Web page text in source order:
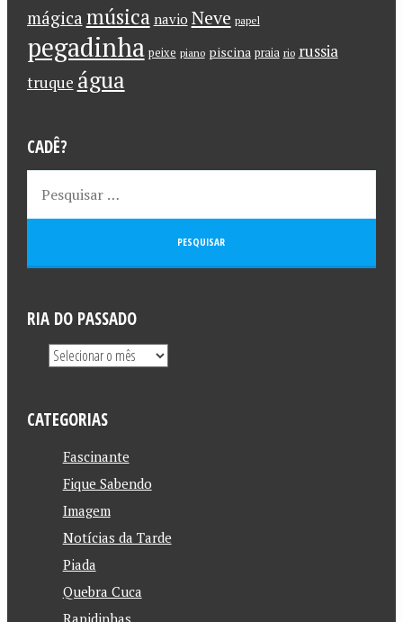
mágica música navio Neve papel
pegadinha peixe piano piscina praia rio russia
truque água
CADÊ?
RIA DO PASSADO
CATEGORIAS
Fascinante
Fique Sabendo
Imagem
Notícias da Tarde
Piada
Quebra Cuca
Rapidinhas